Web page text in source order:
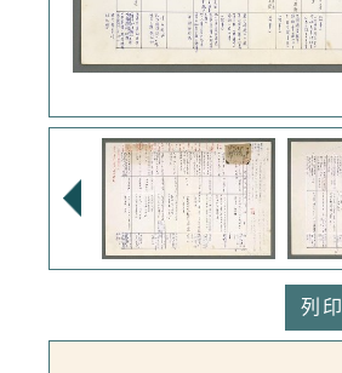
列印